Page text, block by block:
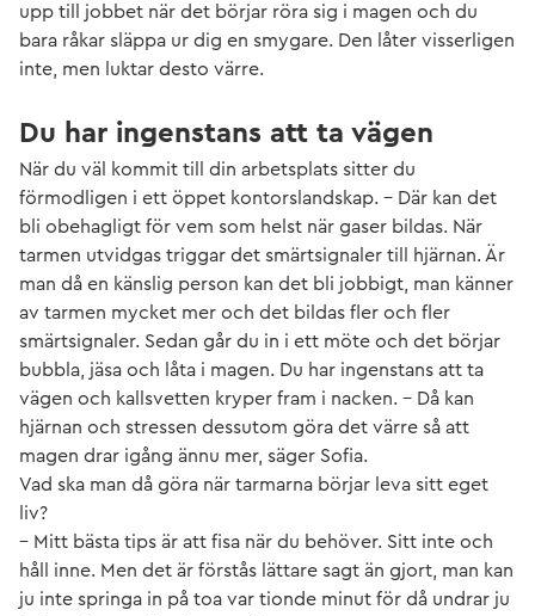
upp till jobbet när det börjar röra sig i magen och du
bara råkar släppa ur dig en smygare. Den låter visserligen
inte, men luktar desto värre.
Du har ingenstans att ta vägen
När du väl kommit till din arbetsplats sitter du
förmodligen i ett öppet kontorslandskap. – Där kan det
bli obehagligt för vem som helst när gaser bildas. När
tarmen utvidgas triggar det smärtsignaler till hjärnan. Är
man då en känslig person kan det bli jobbigt, man känner
av tarmen mycket mer och det bildas fler och fler
smärtsignaler. Sedan går du in i ett möte och det börjar
bubbla, jäsa och låta i magen. Du har ingenstans att ta
vägen och kallsvetten kryper fram i nacken. – Då kan
hjärnan och stressen dessutom göra det värre så att
magen drar igång ännu mer, säger Sofia.
Vad ska man då göra när tarmarna börjar leva sitt eget
liv?
– Mitt bästa tips är att fisa när du behöver. Sitt inte och
håll inne. Men det är förstås lättare sagt än gjort, man kan
ju inte springa in på toa var tionde minut för då undrar ju